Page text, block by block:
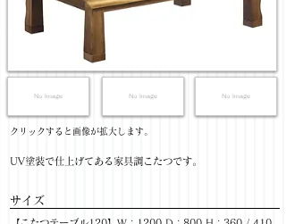
​クリックすると画像が拡大します。
UV塗装で仕上げてある家具調こたつです。
サイズ